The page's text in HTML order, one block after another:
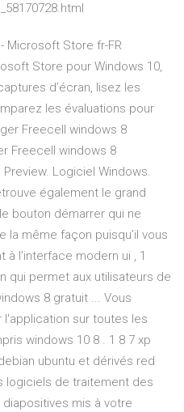
Microsoft Store fr-FR
Store pour Windows 10,
d’écran, lisez les
les évaluations pour
Freecell windows 8
Freecell windows 8
Logiciel Windows.
également le grand
bouton démarrer qui ne
même façon puisqu’il vous
l’interface modern ui , 1
qui permet aux utilisateurs de
8 gratuit ... Vous
sur toutes les
windows 10 8 . 1 8 7 xp
ubuntu et dérivés red
logiciels de traitement des
mis à votre